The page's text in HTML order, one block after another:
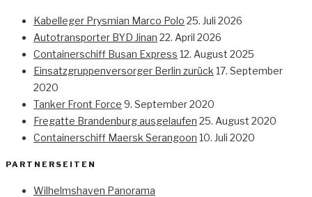
Kabelleger Prysmian Marco Polo 25. Juli 2026
Autotransporter BYD Jinan 22. April 2026
Containerschiff Busan Express 12. August 2025
Einsatzgruppenversorger Berlin zurück 17. September
2020
Tanker Front Force 9. September 2020
Fregatte Brandenburg ausgelaufen 25. August 2020
Containerschiff Maersk Serangoon 10. Juli 2020
PARTNERSEITEN
Wilhelmshaven Panorama